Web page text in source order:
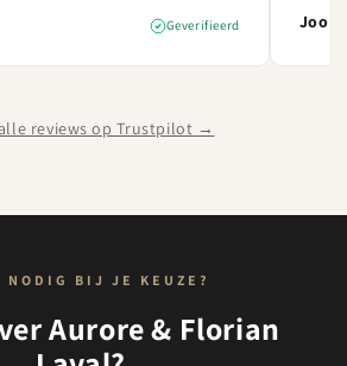
én het aanbod en zal
Geverifieerd
reviews op Trustpilot →
NODIG BIJ JE KEUZE?
Aurore & Florian